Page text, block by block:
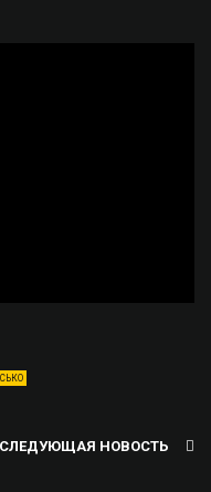
СЛЕДУЮЩАЯ НОВОСТЬ